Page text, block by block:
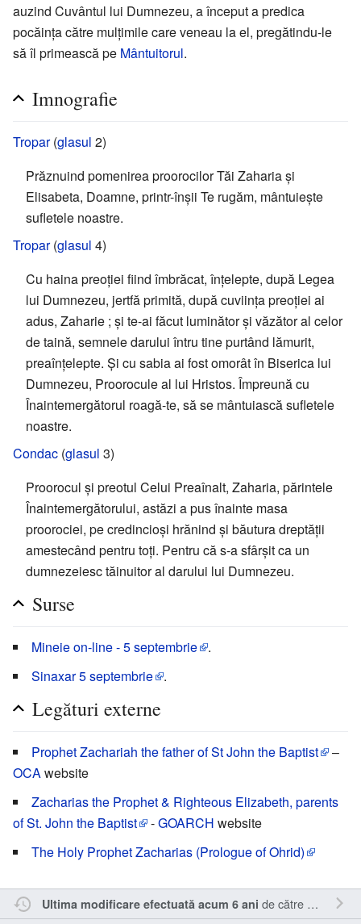
auzind Cuvântul lui Dumnezeu, a început a predica
pocăința către mulțimile care veneau la el, pregătindu-le
să îl primească pe Mântuitorul.
Imnografie
Tropar(glasul 2)
Prăznuind pomenirea proorocilor Tăi Zaharia și
Elisabeta, Doamne, printr-înșii Te rugăm, mântuiește
sufletele noastre.
Tropar(glasul 4)
Cu haina preoției fiind îmbrăcat, înțelepte, după Legea
lui Dumnezeu, jertfă primită, după cuviința preoției ai
adus, Zaharie ; și te-ai făcut luminător și văzător al celor
de taină, semnele darului întru tine purtând lămurit,
preaînțelepte. Şi cu sabia ai fost omorât în Biserica lui
Dumnezeu, Proorocule al lui Hristos. Împreună cu
Înaintemergătorul roagă-te, să se mântuiască sufletele
noastre.
Condac (glasul 3)
Proorocul și preotul Celui Preaînalt, Zaharia, părintele
Înaintemergătorului, astăzi a pus înainte masa
proorociei, pe credincioși hrănind și băutura dreptății
amestecând pentru toți. Pentru că s-a sfârșit ca un
dumnezeiesc tăinuitor al darului lui Dumnezeu.
Surse
Mineie on-line - 5 septembrie
.
Sinaxar 5 septembrie
.
Legături externe
Prophet Zachariah the father of St John the Baptist
–
OCAwebsite
Zacharias the Prophet & Righteous Elizabeth, parents
of St. John the Baptist
-GOARCH website
The Holy Prophet Zacharias (Prologue of Ohrid)
Ultima modificare efectuată acum 6 ani de către Sîmbotin